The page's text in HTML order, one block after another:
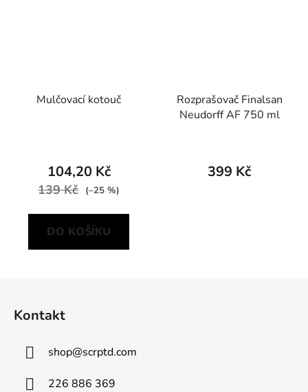
Mulčovací kotouč
104,20 Kč
139 Kč (–25 %)
DO KOŠÍKU
Rozprašovač Finalsan
Neudorff AF 750 ml
399 Kč
Kontakt
shop@scrptd.com
226 886 369